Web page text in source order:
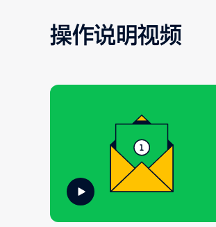
操作说明视频